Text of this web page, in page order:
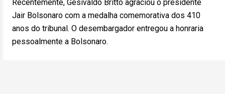
Recentemente, Gesivaldo Britto agraciou o presidente
Jair Bolsonaro com a medalha comemorativa dos 410
anos do tribunal. O desembargador entregou a honraria
pessoalmente a Bolsonaro.